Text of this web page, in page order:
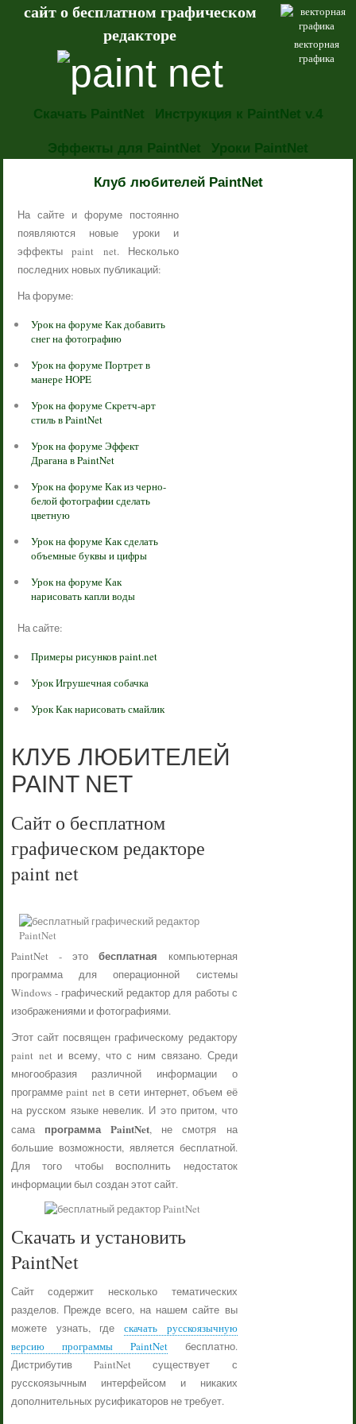
векторная
графика
сайт о бесплатном графическом
редакторе
Скачать PaintNet Инструкция к PaintNet v.4
Эффекты для PaintNet Уроки PaintNet
Клуб любителей PaintNet
На сайте и форуме постоянно
появляются новые уроки и
эффекты paint net. Несколько
последних новых публикаций:
На форуме:
Урок на форуме Как добавить
снег на фотографию
Урок на форуме Портрет в
манере HOPE
Урок на форуме Скретч-арт
стиль в PaintNet
Урок на форуме Эффект
Драгана в PaintNet
Урок на форуме Как из черно-
белой фотографии сделать
цветную
Урок на форуме Как сделать
объемные буквы и цифры
Урок на форуме Как
нарисовать капли воды
На сайте:
Примеры рисунков paint.net
Урок Игрушечная собачка
Урок Как нарисовать смайлик
КЛУБ ЛЮБИТЕЛЕЙ
PAINT NET
Сайт о бесплатном
графическом редакторе
paint net
PaintNet - этобесплатная компьютерная
программа для операционной системы
Windows - графический редактор для работы с
изображениями и фотографиями.
Этот сайт посвящен графическому редактору
paint net и всему, что с ним связано. Среди
многообразия различной информации о
программе paint net в сети интернет, объем её
на русском языке невелик. И это притом, что
сама программа PaintNet, не смотря на
большие возможности, является бесплатной.
Для того чтобы восполнить недостаток
информации был создан этот сайт.
Скачать и установить
PaintNet
Сайт содержит несколько тематических
разделов. Прежде всего, на нашем сайте вы
можете узнать, где скачать русскоязычную
версию программы PaintNetбесплатно.
Дистрибутив PaintNet существует с
русскоязычным интерфейсом и никаких
дополнительных русификаторов не требует.